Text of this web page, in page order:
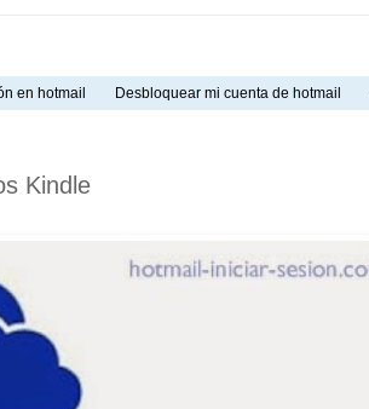
en hotmail Desbloquear mi cuenta de hotmail
Kindle